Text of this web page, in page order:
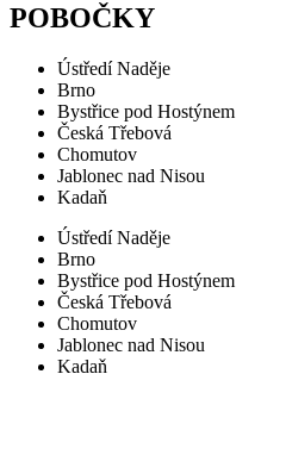
POBOČKY
Ústředí Naděje
Brno
Bystřice pod Hostýnem
Česká Třebová
Chomutov
Jablonec nad Nisou
Kadaň
Ústředí Naděje
Brno
Bystřice pod Hostýnem
Česká Třebová
Chomutov
Jablonec nad Nisou
Kadaň